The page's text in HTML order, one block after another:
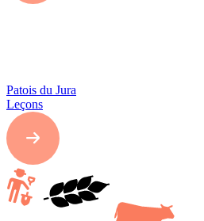
Patois du Jura
Leçons